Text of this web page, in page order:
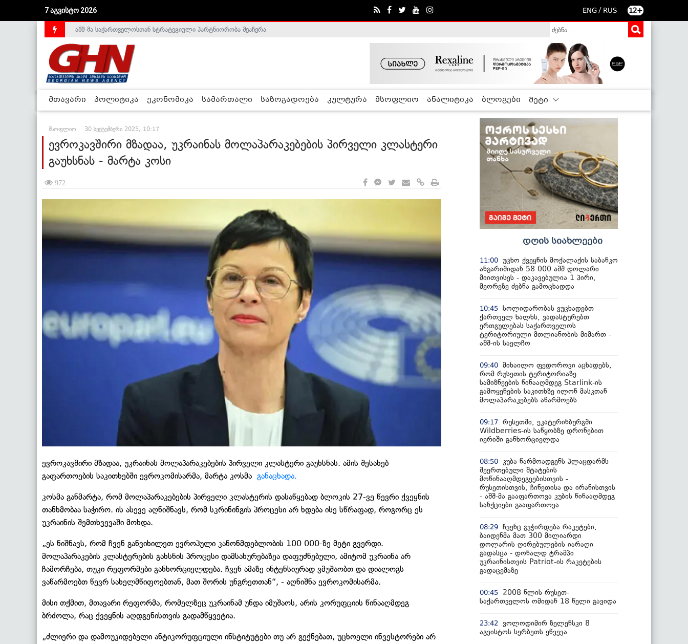
7 აგვისტო 2026 ENG / RUS 12+
საქართველოს დე-ფაქტო მთავრობა არალეგიტიმურია - ჰელსინკის კომისია
აშშ-მა საქართველოსთან სტრატეგიული პარტნიორობა შეაჩერა
მთავარი პოლიტიკა ეკონომიკა სამართალი საზოგადოება კულტურა მსოფლიო ანალიტიკა ბლოგები მეტი
მსოფლიო 30 სექტემბერი 2025, 10:17
ევროკავშირი მზადაა, უკრაინას მოლაპარაკებების პირველი კლასტერი
გაუხსნას - მარტა კოსი
972
ევროკავშირი მზადაა, უკრაინას მოლაპარაკებების პირველი კლასტერი გაუხსნას. ამის შესახებ
გაფართოების საკითხებში ევროკომისარმა, მარტა კოსმა განაცხადა.
კოსმა განმარტა, რომ მოლაპარაკებების პირველი კლასტერის დასაწყებად ბლოკის 27-ვე წევრი ქვეყნის
თანხმობაა საჭირო. ის ასევე აღნიშნავს, რომ სკრინინგის პროცესი არ ხდება ისე სწრაფად, როგორც ეს
უკრაინის შემთხვევაში მოხდა.
„ეს ნიშნავს, რომ ჩვენ განვიხილეთ ევროპული კანონმდებლობის 100 000-ზე მეტი გვერდი.
მოლაპარაკების კლასტერების გახსნის პროცესი დამსახურებაზეა დაფუძნებული, ამიტომ უკრაინა არ
ჩამორჩება, თუკი რეფორმები განხორციელდება. ჩვენ ამაზე ინტენსიურად ვმუშაობთ და დიალოგს
ვაწარმოებთ წევრ სახელმწიფოებთან, მათ შორის უნგრეთთან“, - აღნიშნა ევროკომისარმა.
მისი თქმით, მთავარი რეფორმა, რომელზეც უკრაინამ უნდა იმუშაოს, არის კორუფციის წინააღმდეგ
ბრძოლა, რაც ქვეყნის აღდგენისთვის გადამწყვეტია.
„ძლიერი და დამოუკიდებელი ანტიკორუფციული ინსტიტუტები თუ არ გექნებათ, უცხოელი ინვესტორები არ
დღის სიახლეები
11:00 უცხო ქვეყნის მოქალაქის საბანკო
ანგარიშიდან 58 000 აშშ დოლარი
მიითვისეს - დაკავებულია 1 პირი,
მეორეზე ძებნა გამოცხადდა
10:45 სოლიდარობას ვუცხადებთ
ქართველ ხალხს, ვადასტურებთ
ერთგულებას საქართველოს
ტერიტორიული მთლიანობის მიმართ -
აშშ-ის საელჩო
09:40 მიხაილო ფედოროვი აცხადებს,
რომ რუსეთის ტერიტორიაზე
სამიზნეების წინააღმდეგ Starlink-ის
გამოყენების საკითხზე ილონ მასკთან
მოლაპარაკებებს აწარმოებს
09:17 რუსეთში, ეკატერინბურგში
Wildberries-ის საწყობზე დრონებით
იერიში განხორციელდა
08:50 კუბა წარმოადგენს პლაცდარმს
შეერთებული შტატების
მოწინააღმდეგეებისთვის -
რუსეთისთვის, ჩინეთისა და ირანისთვის
- აშშ-მა გააფართოვა კუბის წინააღმდეგ
სანქციები გააფართოვა
08:29 ჩვენც გვჭირდება რაკეტები,
ბაიდენმა მათ 300 მილიარდი
დოლარის ღირებულების იარაღი
გადასცა - დონალდ ტრამპი
უკრაინისთვის Patriot-ის რაკეტების
გადაცემაზე
00:45
2008 წლის რუსეთ-
საქართველოს ომიდან 18 წელი გავიდა
23:42
ვოლოდიმირ ზელენსკი 8
აგვისტოს სერბეთს ეწვევა